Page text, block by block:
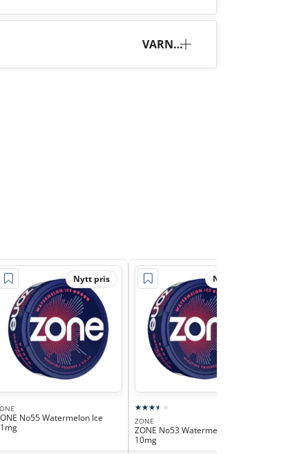
VARNI
Nytt pris
No55 Watermelon Ice
Nytt pris
ZONE
ZONE No53 Watermelon Ice
10mg